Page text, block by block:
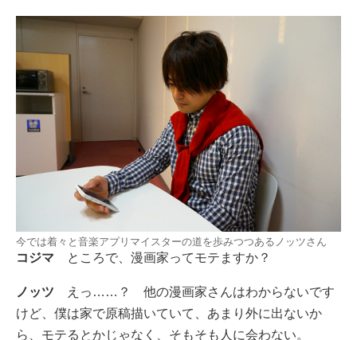
今では着々と音楽アプリマイスターの道を歩みつつあるノッツさん
コジマ ところで、漫画家ってモテますか？
ノッツ えっ……？ 他の漫画家さんはわからないです
けど、僕は家で原稿描いていて、あまり外に出ないか
ら、モテるとかじゃなく、そもそも人に会わない。